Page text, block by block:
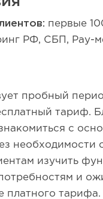
первые
РФ, СБП, Pay-
пробный
тариф.
с
необходимости
изучить
и
платного тарифа.